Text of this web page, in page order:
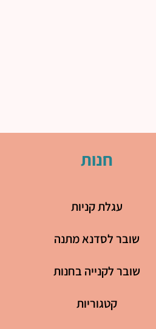
חנות
עגלת קניות
שובר לסדנא מתנה
שובר לקנייה בחנות
קטגוריות